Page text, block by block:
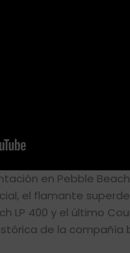
en Pebble
el flamante
LP 400 y el último
de la compañía